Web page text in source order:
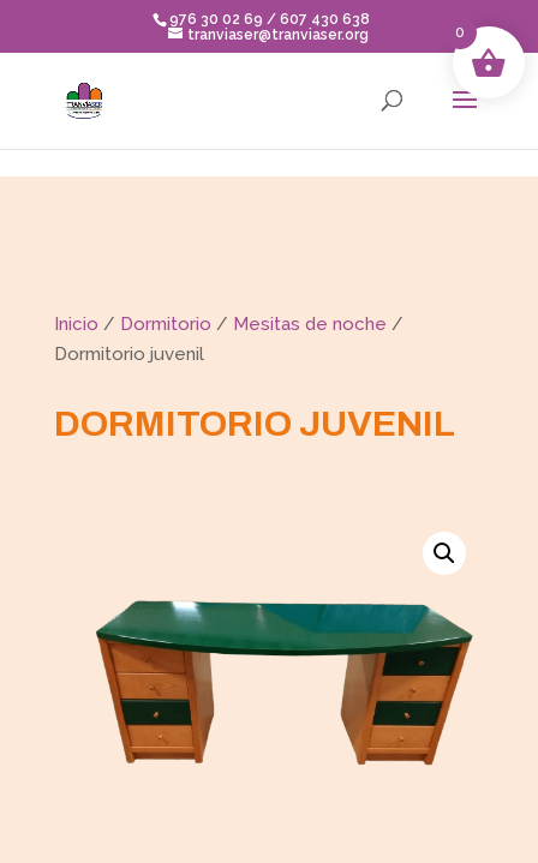
976 30 02 69 / 607 430 638
tranviaser@tranviaser.org
Inicio / Dormitorio / Mesitas de noche /
Dormitorio juvenil
DORMITORIO JUVENIL
0